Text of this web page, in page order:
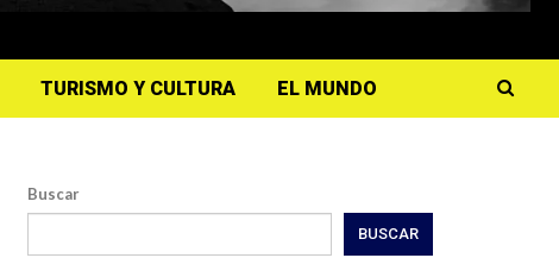
TURISMO Y CULTURA EL MUNDO
Buscar
BUSCAR